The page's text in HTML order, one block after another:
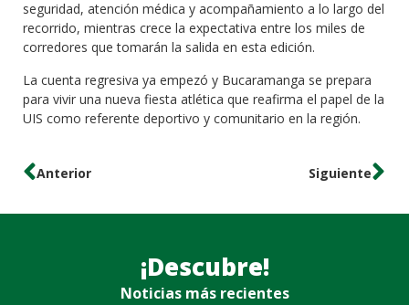
seguridad, atención médica y acompañamiento a lo largo del
recorrido, mientras crece la expectativa entre los miles de
corredores que tomarán la salida en esta edición.
La cuenta regresiva ya empezó y Bucaramanga se prepara
para vivir una nueva fiesta atlética que reafirma el papel de la
UIS como referente deportivo y comunitario en la región.
Anterior Siguiente
¡Descubre!
Noticias más recientes